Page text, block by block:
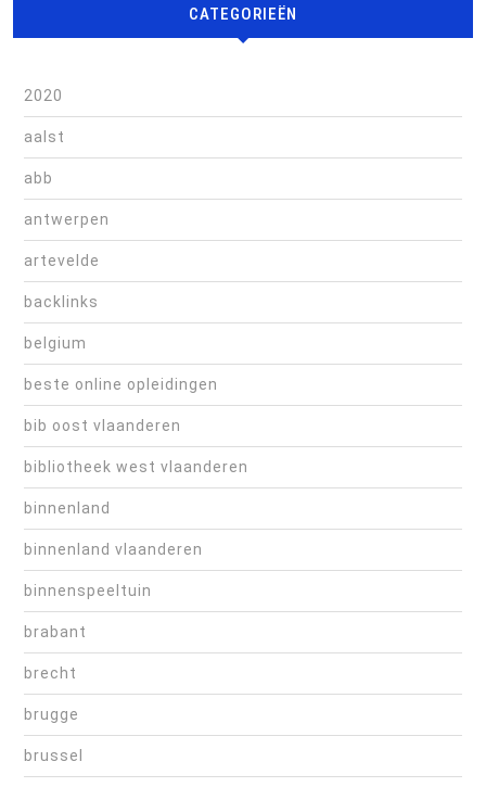
CATEGORIEËN
2020
aalst
abb
antwerpen
artevelde
backlinks
belgium
beste online opleidingen
bib oost vlaanderen
bibliotheek west vlaanderen
binnenland
binnenland vlaanderen
binnenspeeltuin
brabant
brecht
brugge
brussel